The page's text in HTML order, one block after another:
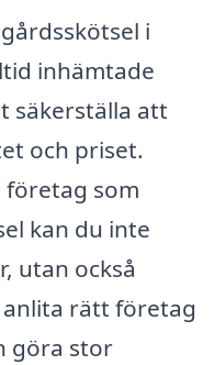
i
inhämtade
säkerställa att
och priset.
företag som
kan du inte
utan också
rätt företag
göra stor